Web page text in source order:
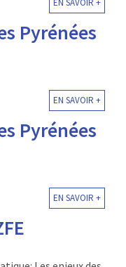
EN SAVOIR +
Pyrénées
EN SAVOIR +
Pyrénées
EN SAVOIR +